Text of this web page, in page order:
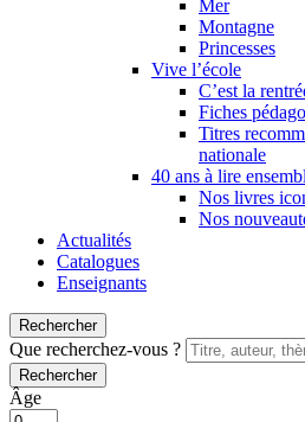
Mer
Montagne
Princesses
Vive l’école
C’est la
Fiches
Titres
nationale
40 ans à lire
Nos livres
Nos
Actualités
Catalogues
Enseignants
Rechercher
Que recherchez-vous ?
Rechercher
Âge